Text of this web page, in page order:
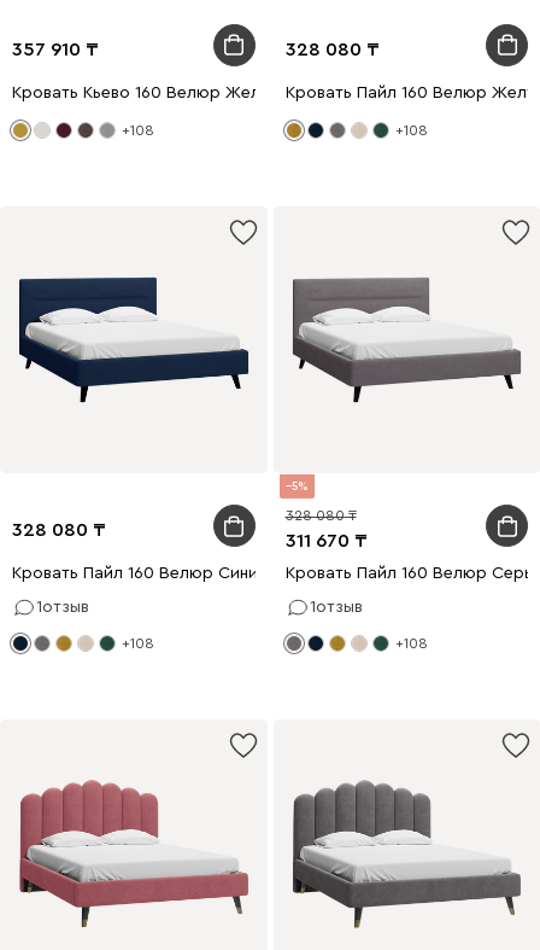
357 910
Кровать Кьево 160 Велюр Желтый
+108
328 080
Кровать Пайл 160 Велюр
+108
328 080
Кровать Пайл 160 Велюр Синий
1отзыв
+108
5
311 670
328 080
Кровать Пайл 160 Велюр
1отзыв
+108